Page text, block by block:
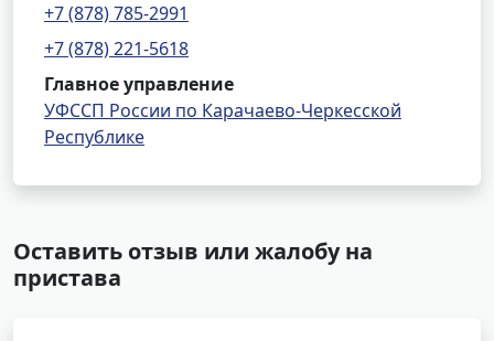
+7 (878) 785-2991
+7 (878) 221-5618
Главное управление
УФССП России по Карачаево-Черкесской
Республике
Оставить отзыв или жалобу на
пристава